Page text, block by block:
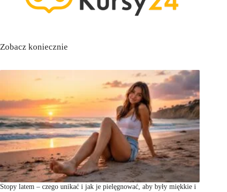
Zobacz koniecznie
Stopy latem – czego unikać i jak je pielęgnować, aby były miękkie i